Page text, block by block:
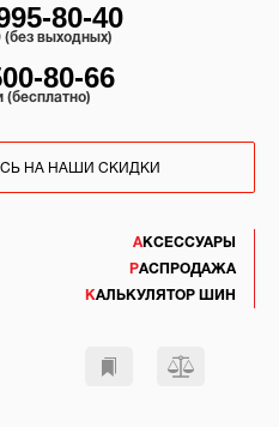
АКСЕССУАРЫ
РАСПРОДАЖА
КАЛЬКУЛЯТОР ШИН
80-40
(без выходных)
80-66
(бесплатно)
НА НАШИ СКИДКИ